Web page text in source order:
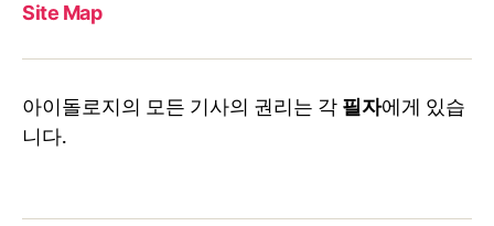
Site Map
아이돌로지의 모든 기사의 권리는 각 필자에게 있습
니다.